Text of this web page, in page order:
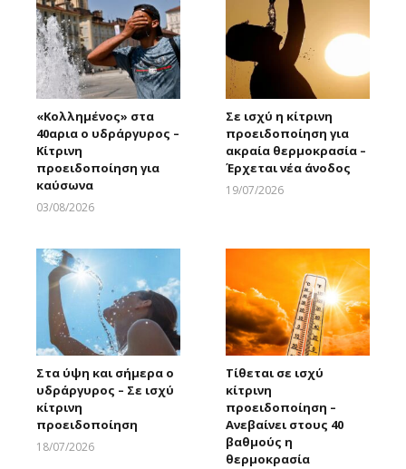
«Κολλημένος» στα
40αρια ο υδράργυρος –
Κίτρινη
προειδοποίηση για
καύσωνα
03/08/2026
Σε ισχύ η κίτρινη
προειδοποίηση για
ακραία θερμοκρασία –
Έρχεται νέα άνοδος
19/07/2026
Στα ύψη και σήμερα ο
υδράργυρος – Σε ισχύ
κίτρινη
προειδοποίηση
18/07/2026
Τίθεται σε ισχύ
κίτρινη
προειδοποίηση –
Ανεβαίνει στους 40
βαθμούς η
θερμοκρασία